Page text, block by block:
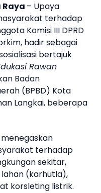
Raya – Upaya
terhadap
Komisi III DPRD
hadir sebagai
bertajuk
Rawan
Badan
(BPBD) Kota
Langkai, beberapa
terhadap
sekitar,
(karhutla),
korsleting listrik.